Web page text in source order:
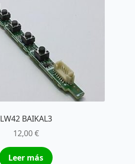
LW42 BAIKAL3
12,00€
Leer más